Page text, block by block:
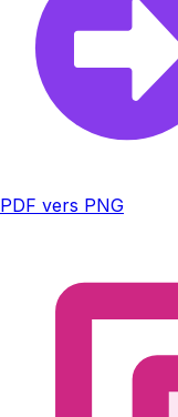
PDF vers PNG